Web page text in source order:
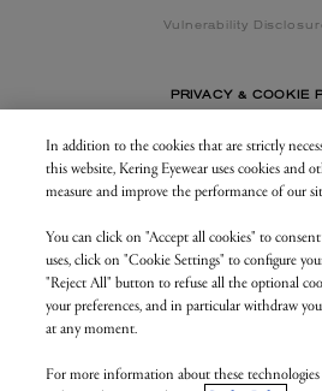
Vulnerability
PRIVACY & COOKIE
CONTACT US
BUSINESS
© Kering Eyewear 2023. All
In addition to the cookies that are strictly
this website, Kering Eyewear uses cookies and
measure and improve the performance of our
You can click on "Accept all cookies" to
uses, click on "Cookie Settings" to configure
"Reject All" button to refuse all the optional
your preferences, and in particular withdraw
at any moment.
For more information about these